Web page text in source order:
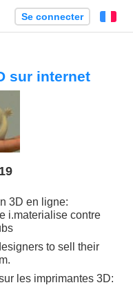
Se connecter
sur internet
J'aime
19
3D en ligne:
i.materialise contre
to sell their
les imprimantes 3D: